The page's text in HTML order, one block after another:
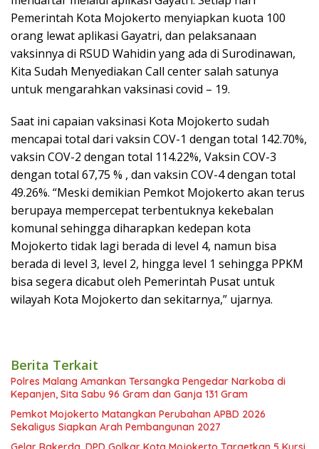
Pemerintah Kota Mojokerto menyiapkan kuota 100
orang lewat aplikasi Gayatri, dan pelaksanaan
vaksinnya di RSUD Wahidin yang ada di Surodinawan,
Kita Sudah Menyediakan Call center salah satunya
untuk mengarahkan vaksinasi covid – 19.
Saat ini capaian vaksinasi Kota Mojokerto sudah
mencapai total dari vaksin COV-1 dengan total 142.70%,
vaksin COV-2 dengan total 114.22%, Vaksin COV-3
dengan total 67,75 % , dan vaksin COV-4 dengan total
49.26%. “Meski demikian Pemkot Mojokerto akan terus
berupaya mempercepat terbentuknya kekebalan
komunal sehingga diharapkan kedepan kota
Mojokerto tidak lagi berada di level 4, namun bisa
berada di level 3, level 2, hingga level 1 sehingga PPKM
bisa segera dicabut oleh Pemerintah Pusat untuk
wilayah Kota Mojokerto dan sekitarnya,” ujarnya.
Berita Terkait
Polres Malang Amankan Tersangka Pengedar Narkoba di
Kepanjen, Sita Sabu 96 Gram dan Ganja 131 Gram
Pemkot Mojokerto Matangkan Perubahan APBD 2026
Sekaligus Siapkan Arah Pembangunan 2027